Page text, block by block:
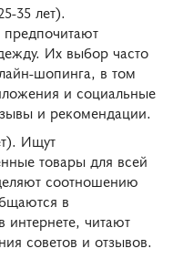
35 лет).
Их выбор часто
шопинга, в том
и социальные
и рекомендации.
Ищут
товары для всей
соотношению
в
интернете, читают
советов и отзывов.